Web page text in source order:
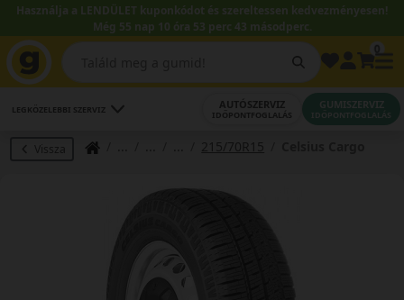
Használja a LENDÜLET kuponkódot és szereltessen kedvezményesen!
Még 55 nap 10 óra 53 perc 42 másodperc.
LEGKÖZELEBBI SZERVIZ AUTÓSZERVIZ
IDŐPONTFOGLALÁS
GUMISZERVIZ
IDŐPONTFOGLALÁS
Vissza 215/70R15